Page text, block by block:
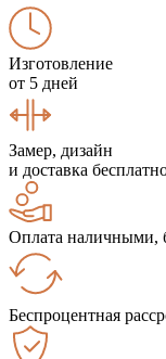
Изготовление
от 5 дней
Замер, дизайн
и доставка
Оплата наличными,
Беспроцентная